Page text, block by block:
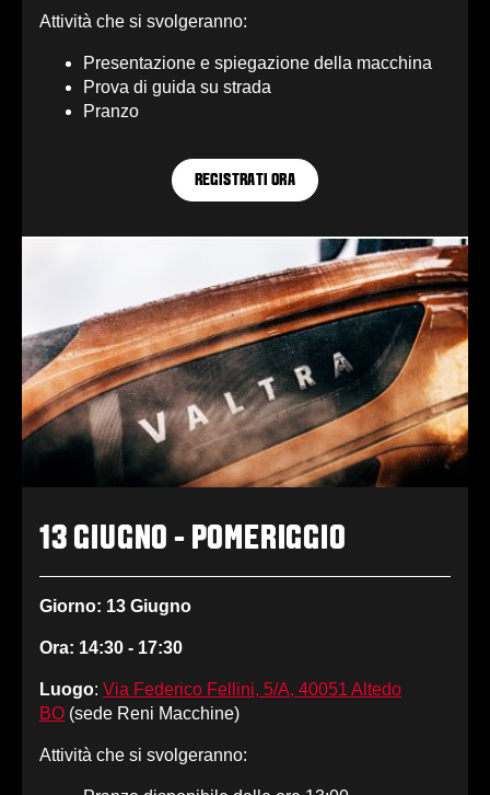
Attività che si svolgeranno:
Presentazione e spiegazione della macchina
Prova di guida su strada
Pranzo
REGISTRATI ORA
13 GIUGNO - POMERIGGIO
Giorno: 13 Giugno
Ora: 14:30 - 17:30
Luogo: Via Federico Fellini, 5/A, 40051 Altedo
BO (sede Reni Macchine)
Attività che si svolgeranno: